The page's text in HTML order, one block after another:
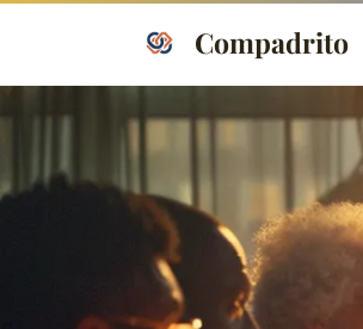
Compadrito